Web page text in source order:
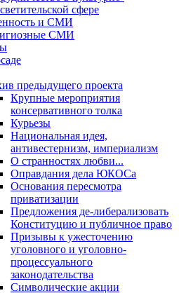
сфере
и СМИ
СМИ
предыдущего проекта
Крупные мероприятия
консервативного толка
Курьезы
Национальная идея,
антивестернизм, империализм
О странностях любви...
Оправдания дела ЮКОСа
Основания пересмотра
приватизации
Предложения де-либерализовать
Конституцию и публичное право
Призывы к ужесточению
уголовного и уголовно-
процессуального
законодательства
Символические акции